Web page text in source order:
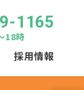
採用情報
1165
18時